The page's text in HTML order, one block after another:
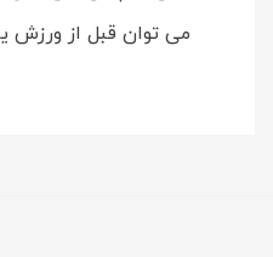
می توان قبل از ورزش